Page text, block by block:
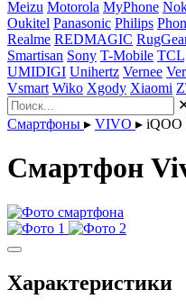
Meizu Motorola MyPhone
Oukitel Panasonic Philips
Realme REDMAGIC
Smartisan Sony T-Mobile TCL
UMIDIGI Unihertz Vernee
Vsmart Wiko Xgody Xiaomi
Смартфоны ▸ VIVO ▸ iQOO
Смартфон
Характеристики